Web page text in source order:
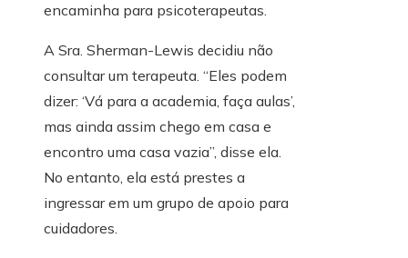
encaminha para psicoterapeutas.
A Sra. Sherman-Lewis decidiu não
consultar um terapeuta. “Eles podem
dizer: ‘Vá para a academia, faça aulas’,
mas ainda assim chego em casa e
encontro uma casa vazia”, disse ela.
No entanto, ela está prestes a
ingressar em um grupo de apoio para
cuidadores.